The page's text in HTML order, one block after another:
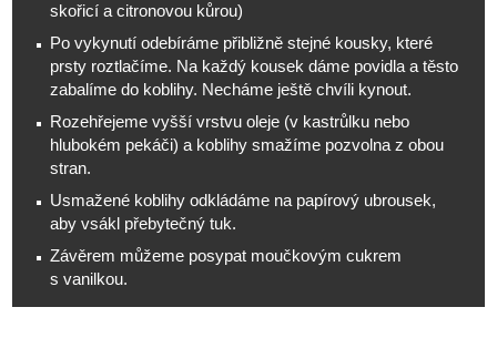
skořicí a citronovou kůrou)
Po vykynutí odebíráme přibližně stejné kousky, které
prsty roztlačíme. Na každý kousek dáme povidla a těsto
zabalíme do koblihy. Necháme ještě chvíli kynout.
Rozehřejeme vyšší vrstvu oleje (v kastrůlku nebo
hlubokém pekáči) a koblihy smažíme pozvolna z obou
stran.
Usmažené koblihy odkládáme na papírový ubrousek,
aby vsákl přebytečný tuk.
Závěrem můžeme posypat moučkovým cukrem
s vanilkou.